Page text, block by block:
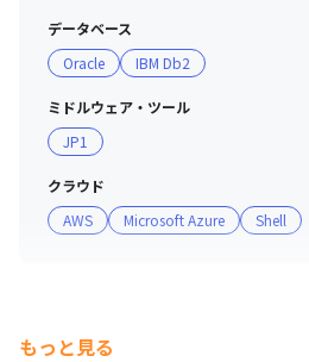
データベース
Oracle
IBM Db2
ミドルウェア・ツール
JP1
クラウド
AWS
Microsoft Azure Shell
もっと見る